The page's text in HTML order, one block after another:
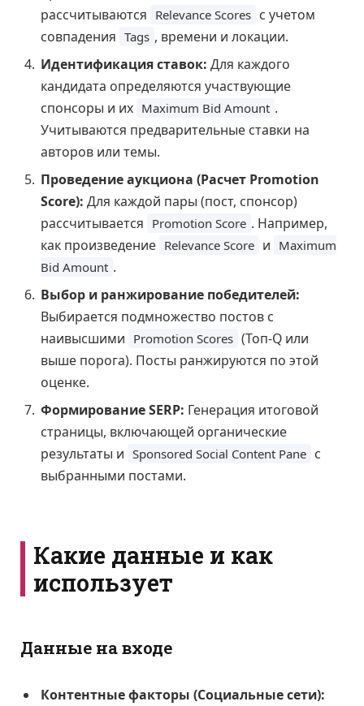
рассчитываются Relevance Scores с учетом
совпадения Tags , времени и локации.
Идентификация ставок: Для каждого
кандидата определяются участвующие
спонсоры и их Maximum Bid Amount .
Учитываются предварительные ставки на
авторов или темы.
Проведение аукциона (Расчет Promotion
Score): Для каждой пары (пост, спонсор)
рассчитывается Promotion Score . Например,
как произведение Relevance Score и Maximum
Bid Amount .
Выбор и ранжирование победителей:
Выбирается подмножество постов с
наивысшими Promotion Scores (Топ-Q или
выше порога). Посты ранжируются по этой
оценке.
Формирование SERP: Генерация итоговой
страницы, включающей органические
результаты и Sponsored Social Content Pane с
выбранными постами.
Какие данные и как
использует
Данные на входе
Контентные факторы (Социальные сети):